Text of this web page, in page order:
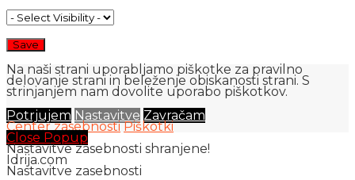
Na naši strani uporabljamo piškotke za pravilno
delovanje strani in beleženje obiskanosti strani. S
strinjanjem nam dovolite uporabo piškotkov.
Potrjujem Nastavitve Zavračam
Center zasebnosti Piškotki
Close Popup
Nastavitve zasebnosti shranjene!
Idrija.com
Nastavitve zasebnosti